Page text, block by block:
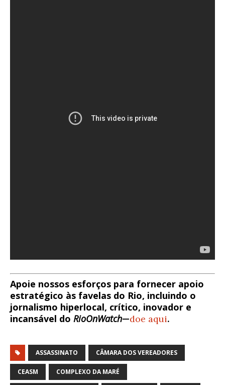
Apoie nossos esforços para fornecer apoio
estratégico às favelas do Rio, incluindo o
jornalismo hiperlocal, crítico, inovador e
incansável do RioOnWatch—doe aqui.
ASSASSINATO CÂMARA DOS VEREADORES
CEASM COMPLEXO DA MARÉ